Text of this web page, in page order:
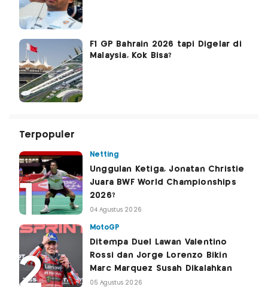
F1 GP Bahrain 2026 tapi Digelar di
Malaysia, Kok Bisa?
Terpopuler
Netting
Unggulan Ketiga, Jonatan Christie
Juara BWF World Championships
2026?
04 Agustus 2026
MotoGP
Ditempa Duel Lawan Valentino
Rossi dan Jorge Lorenzo Bikin
Marc Marquez Susah Dikalahkan
05 Agustus 2026